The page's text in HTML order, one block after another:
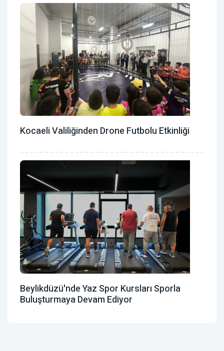
Kocaeli Valiliğinden Drone Futbolu Etkinliği
Beylikdüzü'nde Yaz Spor Kursları Sporla
Buluşturmaya Devam Ediyor